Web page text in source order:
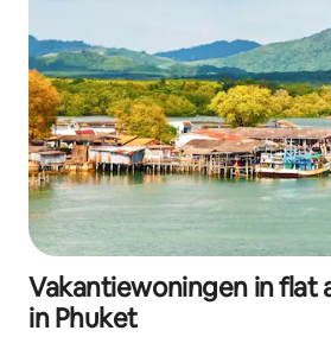
Vakantiewoningen in flat
in Phuket